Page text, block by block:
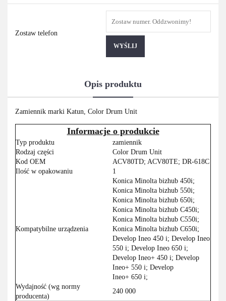
Zostaw telefon
WYŚLIJ
Opis produktu
Zamiennik marki Katun, Color Drum Unit
Informacje o produkcie
Typ produktu
zamiennik
Rodzaj części
Color Drum Unit
Kod OEM
ACV80TD; ACV80TE; DR-618C
Ilość w opakowaniu
1
Kompatybilne urządzenia
Konica Minolta bizhub 450i;
Konica Minolta bizhub 550i;
Konica Minolta bizhub 650i;
Konica Minolta bizhub C450i;
Konica Minolta bizhub C550i;
Konica Minolta bizhub C650i;
Develop Ineo 450 i; Develop Ineo
550 i; Develop Ineo 650 i;
Develop Ineo+ 450 i; Develop
Ineo+ 550 i; Develop
Ineo+ 650 i;
Wydajność (wg normy
producenta)
240 000